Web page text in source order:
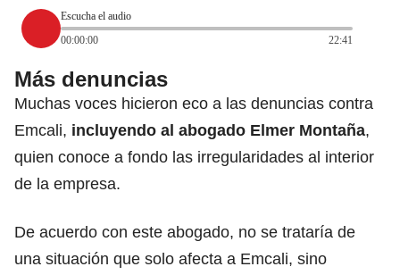
Escucha el audio
00:00:00
22:41
Más denuncias
Muchas voces hicieron eco a las denuncias contra
Emcali, incluyendo al abogado Elmer Montaña,
quien conoce a fondo las irregularidades al interior
de la empresa.
De acuerdo con este abogado, no se trataría de
una situación que solo afecta a Emcali, sino